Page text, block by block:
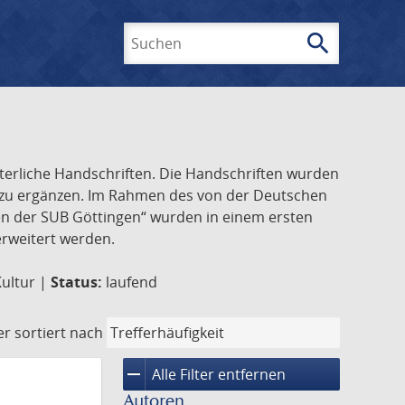
search
Handschriften. Die Handschriften wurden
ergänzen. Im Rahmen des von der Deutschen
SUB Göttingen“ wurden in einem ersten
werden.
| Status: laufend
sortiert nach
remove Alle Filter entfernen